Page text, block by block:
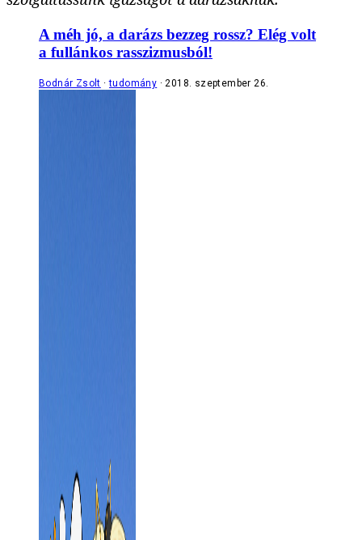
A méh jó, a darázs bezzeg rossz? Elég volt
a fullánkos rasszizmusból!
Bodnár Zsolt tudomány 2018. szeptember 26.